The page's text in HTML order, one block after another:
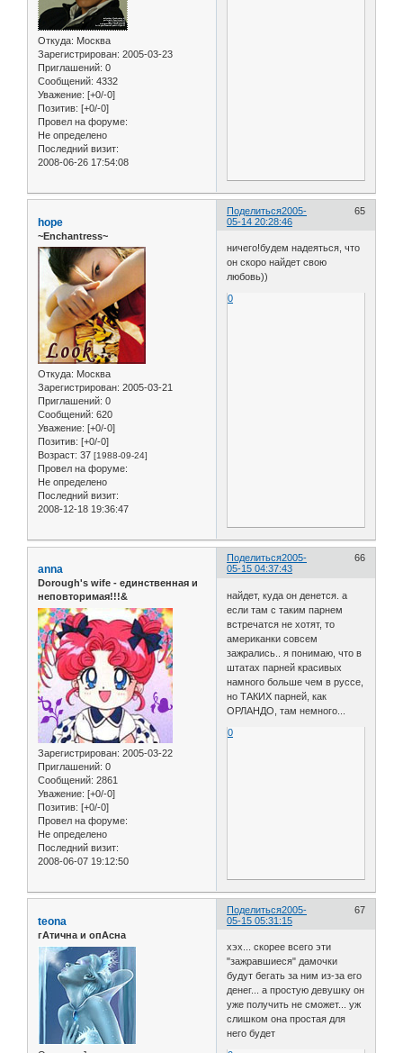
Откуда: Москва
Зарегистрирован: 2005-03-23
Приглашений: 0
Сообщений: 4332
Уважение: [+0/-0]
Позитив: [+0/-0]
Провел на форуме:
Не определено
Последний визит:
2008-06-26 17:54:08
Поделиться 65
2005-
05-14 20:28:46
hope
~Enchantress~
Откуда: Москва
Зарегистрирован: 2005-03-21
Приглашений: 0
Сообщений: 620
Уважение: [+0/-0]
Позитив: [+0/-0]
Возраст: 37 [1988-09-24]
Провел на форуме:
Не определено
Последний визит:
2008-12-18 19:36:47
ничего!будем надеяться, что
он скоро найдет свою
любовь))
0
Поделиться 66
2005-
05-15 04:37:43
anna
Dorough's wife - единственная и
неповторимая!!!&
Зарегистрирован: 2005-03-22
Приглашений: 0
Сообщений: 2861
Уважение: [+0/-0]
Позитив: [+0/-0]
Провел на форуме:
Не определено
Последний визит:
2008-06-07 19:12:50
найдет, куда он денется. а
если там с таким парнем
встречатся не хотят, то
американки совсем
зажрались.. я понимаю, что в
штатах парней красивых
намного больше чем в руссе,
но ТАКИХ парней, как
ОРЛАНДО, там немного...
0
Поделиться 67
2005-
05-15 05:31:15
teona
гАтична и опАсна
хэх... скорее всего эти
"зажравшиеся" дамочки
будут бегать за ним из-за его
денег... а простую девушку он
уже получить не сможет... уж
слишком она простая для
него будет